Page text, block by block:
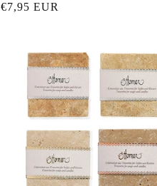
Normaler
€7,95 EUR